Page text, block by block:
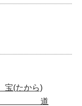
宝(たから)
。 道